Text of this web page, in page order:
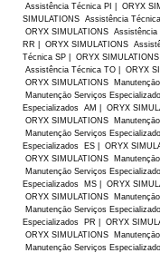
Assistência Técnica PI | ORYX
SIMULATIONS Assistência
ORYX SIMULATIONS
RR | ORYX SIMULATIONS
Técnica SP | ORYX
Assistência Técnica TO | ORYX
ORYX SIMULATIONS
Manutençāo Serviços
Especializados AM | ORYX
ORYX SIMULATIONS
Manutençāo Serviços
Especializados ES | ORYX
ORYX SIMULATIONS
Manutençāo Serviços
Especializados MS | ORYX
ORYX SIMULATIONS
Manutençāo Serviços
Especializados PR | ORYX
ORYX SIMULATIONS
Manutençāo Serviços